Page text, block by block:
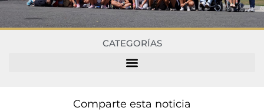
CATEGORÍAS
Comparte esta noticia